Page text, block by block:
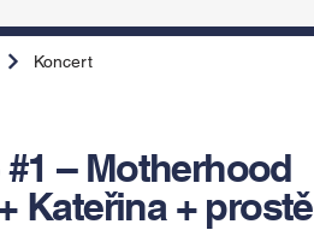
Koncert
– Motherhood
Kateřina + prostě